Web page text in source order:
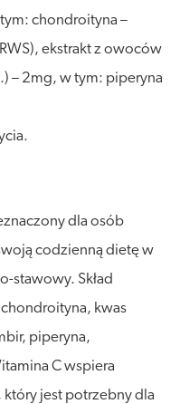
chondroityna –
ekstrakt z owoców
– 2mg, w tym: piperyna
dla osób
codzienną dietę w
stawowy. Skład
kwas
piperyna,
C wspiera
jest potrzebny dla